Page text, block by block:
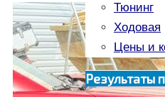
Тюнинг
Ходовая
Цены и
Результаты